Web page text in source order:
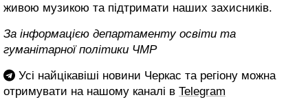
живою музикою та підтримати наших захисників.
За інформацією департаменту освіти та
гуманітарної політики ЧМР
Усі найцікавіші новини Черкас та регіону можна
отримувати на нашому каналі в Telegram